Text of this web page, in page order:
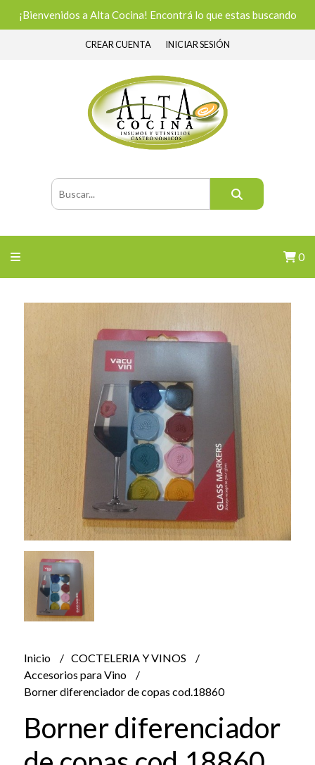
¡Bienvenidos a Alta Cocina! Encontrá lo que estas buscando
CREAR CUENTA INICIAR SESIÓN
0
Inicio
COCTELERIA Y VINOS
Accesorios para Vino
Borner diferenciador de copas cod.18860
Borner diferenciador